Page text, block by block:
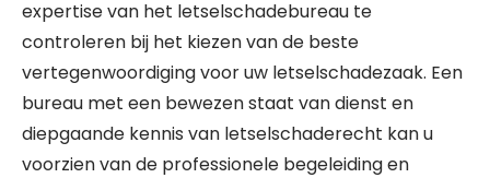
expertise van het letselschadebureau te
controleren bij het kiezen van de beste
vertegenwoordiging voor uw letselschadezaak. Een
bureau met een bewezen staat van dienst en
diepgaande kennis van letselschaderecht kan u
voorzien van de professionele begeleiding en